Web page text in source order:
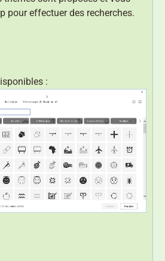
pour effectuer des recherches.
: